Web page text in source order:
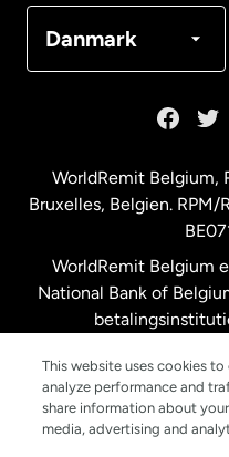
Danmark
Malaysia
New Zealand
Spanien
WorldRemit Belgium,
Bruxelles, Belgien. RPM/
WorldRemit Belgium
National Bank of
This website uses cookies
analyze performance and
share information about
media, advertising and